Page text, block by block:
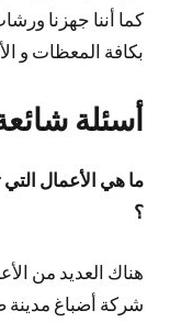
كما أننا جهزنا
بكافة المعظات و
أسئلة
ما هي الأعمال
؟
هناك العديد من
شركة أضباغ مدينة